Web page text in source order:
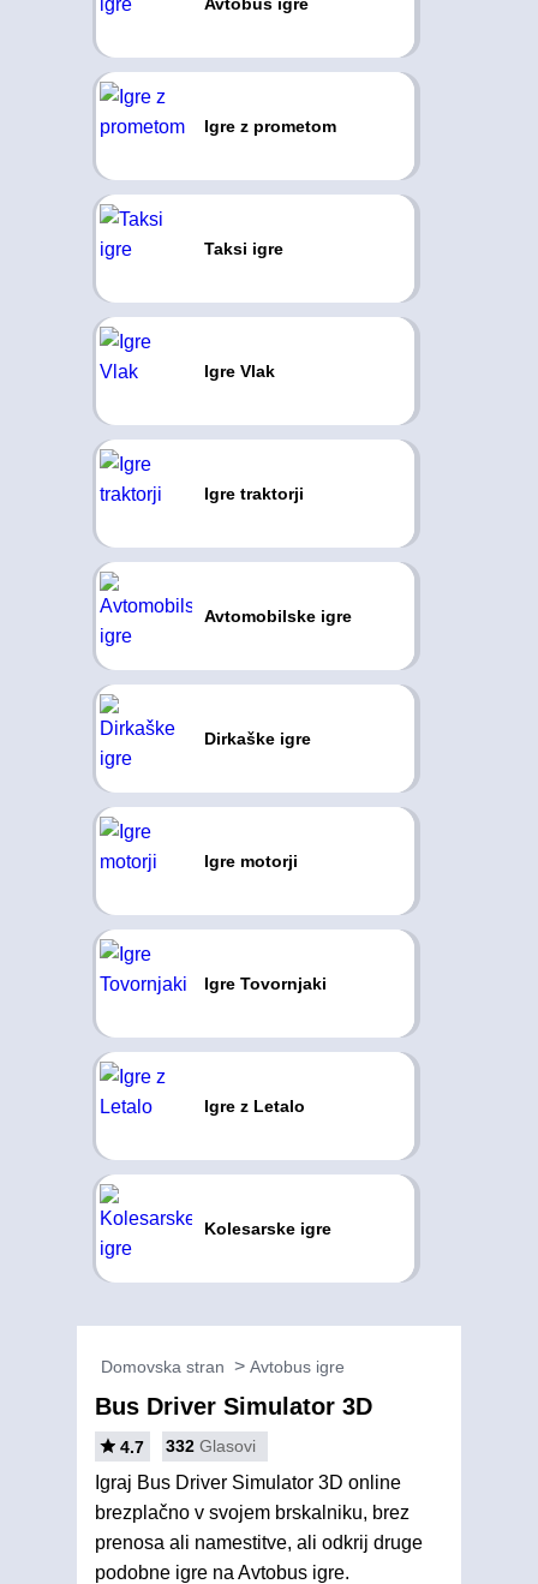
Igre z prometom
Taksi igre
Igre Vlak
Igre traktorji
Avtomobilske igre
Dirkaške igre
Igre motorji
Igre Tovornjaki
Igre z Letalo
Kolesarske igre
Domovska stran Avtobus igre
Bus Driver Simulator 3D
4.7 332 Glasovi
Igraj Bus Driver Simulator 3D online
brezplačno v svojem brskalniku, brez
prenosa ali namestitve, ali odkrij druge
podobne igre na Avtobus igre.